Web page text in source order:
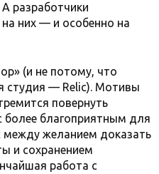
разработчики
них — и особенно на
(и не потому, что
студия — Relic). Мотивы
повернуть
более благоприятным для
желанием доказать
и сохранением
работа с